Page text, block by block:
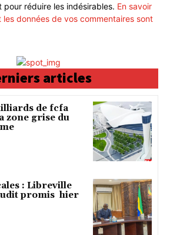
pour réduire les indésirables. En savoir
données de vos commentaires sont
articles
de fcfa
zone grise du
: Libreville
promis hier